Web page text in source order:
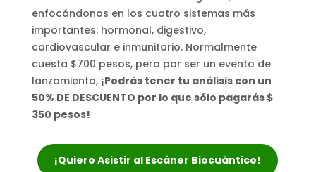
enfocándonos en los cuatro sistemas más
importantes: hormonal, digestivo,
cardiovascular e inmunitario. Normalmente
cuesta $700 pesos, pero por ser un evento de
lanzamiento, ¡Podrás tener tu análisis con un
50% DE DESCUENTO por lo que sólo pagarás $
350 pesos!
¡Quiero Asistir al Escáner Biocuántico!